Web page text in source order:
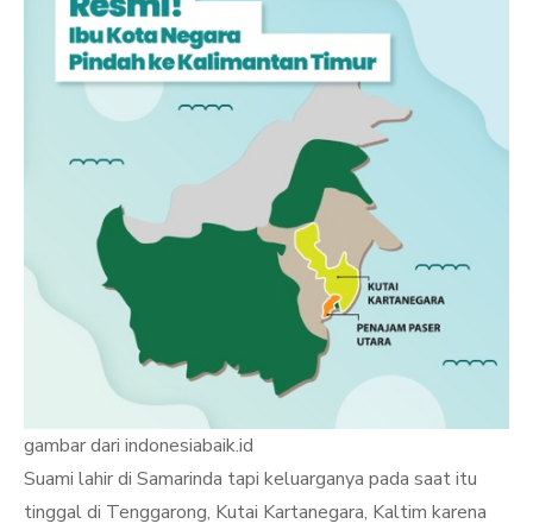
gambar dari indonesiabaik.id
Suami lahir di Samarinda tapi keluarganya pada saat itu
tinggal di Tenggarong, Kutai Kartanegara, Kaltim karena